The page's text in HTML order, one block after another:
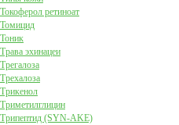
Токоферол ретиноат
Томицид
Тоник
Трава эхинацеи
Трегалоза
Трехалоза
Трикенол
Триметилглицин
Трипептид (SYN-AKE)